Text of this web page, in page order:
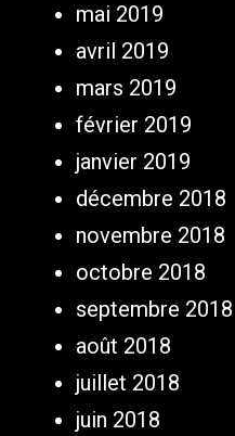
mai 2019
avril 2019
mars 2019
février 2019
janvier 2019
décembre 2018
novembre 2018
octobre 2018
septembre 2018
août 2018
juillet 2018
juin 2018